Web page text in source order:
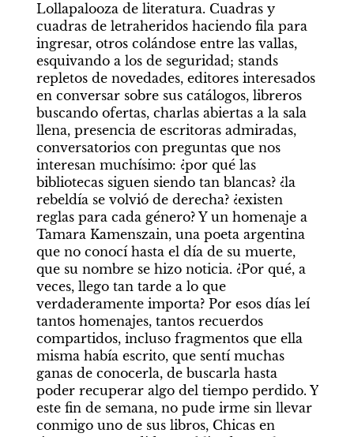
Lollapalooza de literatura. Cuadras y
cuadras de letraheridos haciendo fila para
ingresar, otros colándose entre las vallas,
esquivando a los de seguridad; stands
repletos de novedades, editores interesados
en conversar sobre sus catálogos, libreros
buscando ofertas, charlas abiertas a la sala
llena, presencia de escritoras admiradas,
conversatorios con preguntas que nos
interesan muchísimo: ¿por qué las
bibliotecas siguen siendo tan blancas? ¿la
rebeldía se volvió de derecha? ¿existen
reglas para cada género? Y un homenaje a
Tamara Kamenszain, una poeta argentina
que no conocí hasta el día de su muerte,
que su nombre se hizo noticia. ¿Por qué, a
veces, llego tan tarde a lo que
verdaderamente importa? Por esos días leí
tantos homenajes, tantos recuerdos
compartidos, incluso fragmentos que ella
misma había escrito, que sentí muchas
ganas de conocerla, de buscarla hasta
poder recuperar algo del tiempo perdido. Y
este fin de semana, no pude irme sin llevar
conmigo uno de sus libros, Chicas en